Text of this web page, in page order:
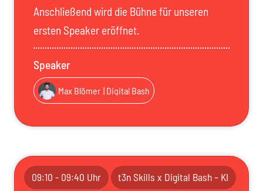
Anschließend wird die Bühne für unseren
ersten Speaker eröffnet.
Speaker
Max Blömer | Digital Bash
09:10 - 09:40 Uhr t3n Skills x Digital Bash – KI